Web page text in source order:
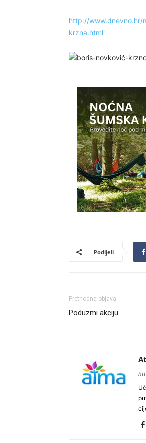
http://
krzna.html
Podijeli
Prethodna objava
Poduzmi akciju